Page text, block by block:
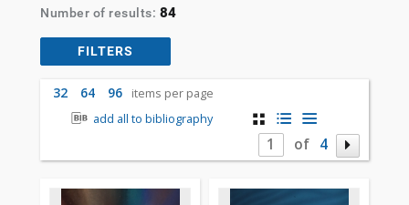
Number of results: 84
FILTERS
32 64 96
items per page
add all to bibliography
of 4